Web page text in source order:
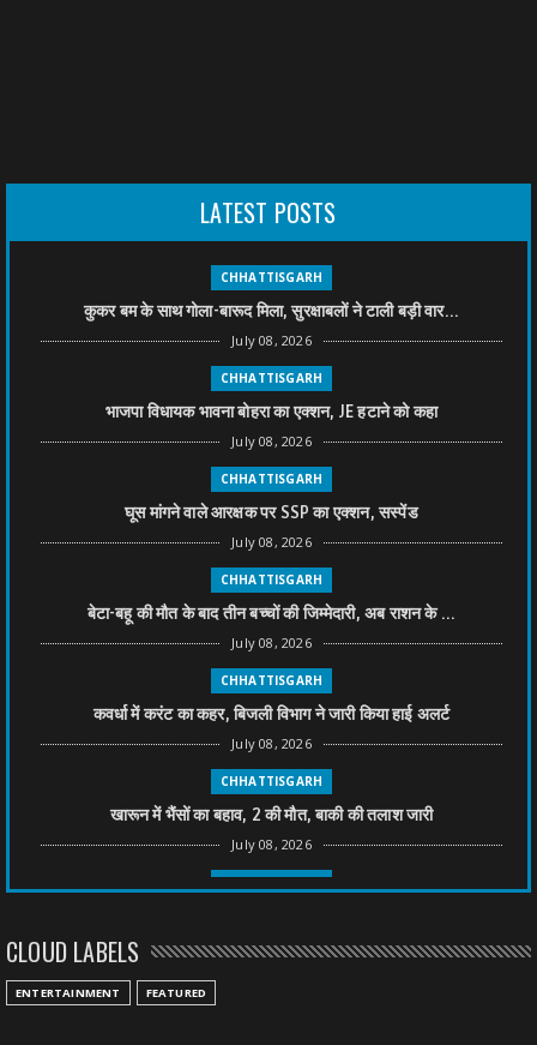
LATEST POSTS
CHHATTISGARH
कुकर बम के साथ गोला-बारूद मिला, सुरक्षाबलों ने टाली बड़ी वार...
July 08, 2026
CHHATTISGARH
भाजपा विधायक भावना बोहरा का एक्शन, JE हटाने को कहा
July 08, 2026
CHHATTISGARH
घूस मांगने वाले आरक्षक पर SSP का एक्शन, सस्पेंड
July 08, 2026
CHHATTISGARH
बेटा-बहू की मौत के बाद तीन बच्चों की जिम्मेदारी, अब राशन के ...
July 08, 2026
CHHATTISGARH
कवर्धा में करंट का कहर, बिजली विभाग ने जारी किया हाई अलर्ट
July 08, 2026
CHHATTISGARH
खारून में भैंसों का बहाव, 2 की मौत, बाकी की तलाश जारी
July 08, 2026
CHHATTISGARH
July 08, 2026
CLOUD LABELS
ENTERTAINMENT FEATURED